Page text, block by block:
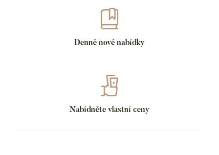
Denně nové nabídky
Nabídněte vlastní ceny